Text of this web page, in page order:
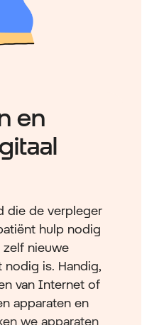
en
die de verpleger
hulp nodig
zelf nieuwe
is. Handig,
van Internet of
apparaten en
we apparaten